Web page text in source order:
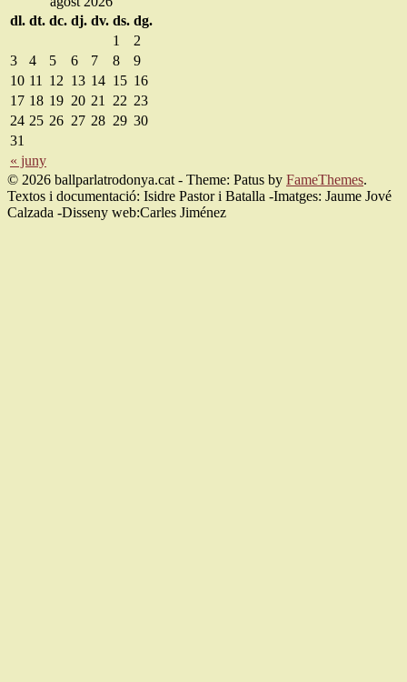
dl. dt. dc. dj. dv. ds. dg.
« juny
1
2
3
4 5 6 7 8
9
10 11 12 13 14 15 16
17 18 19 20 21 22 23
24 25 26 27 28 29 30
31
© 2026 ballparlatrodonya.cat - Theme: Patus by FameThemes.
Textos i documentació: Isidre Pastor i Batalla -Imatges: Jaume Jové
Calzada -Disseny web:Carles Jiménez